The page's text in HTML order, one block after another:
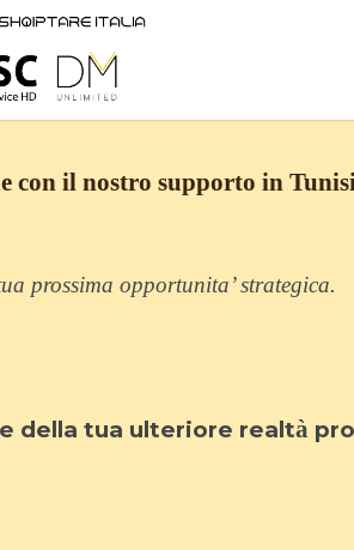
con il nostro supporto in
prossima opportunita’ strategica.
della tua ulteriore realtà